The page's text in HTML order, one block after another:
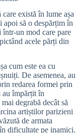
există în lume așa
apoi să o despărțim în
un mod care pare
acele părți din
cum este ea cu
De asemenea, au
redarea formei prin
au împărțit în
degrabă decât să
artiștilor parizieni
de armata
dificultate pe inamici.